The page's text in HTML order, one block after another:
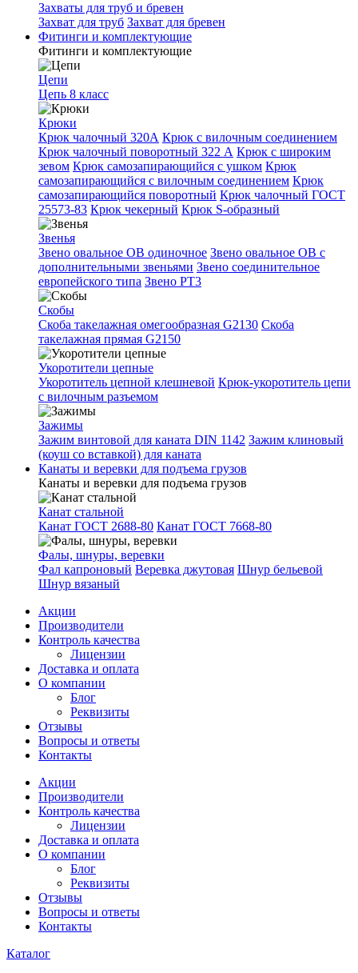
Захваты для труб и бревен
Захват для труб Захват для бревен
Фитинги и комплектующие
Фитинги и комплектующие
Цепи
Цепь 8 класс
Крюки
Крюк чалочный 320А Крюк с вилочным соединением
Крюк чалочный поворотный 322 А Крюк с широким
зевом Крюк самозапирающийся с ушком Крюк
самозапирающийся с вилочным соединением Крюк
самозапирающийся поворотный Крюк чалочный ГОСТ
25573-83 Крюк чекерный Крюк S-образный
Звенья
Звено овальное OB одиночное Звено овальное ОВ с
дополнительными звеньями Звено соединительное
европейского типа Звено РТ3
Скобы
Скоба такелажная омегообразная G2130 Скоба
такелажная прямая G2150
Укоротители цепные
Укоротитель цепной клешневой Крюк-укоротитель цепи
с вилочным разъемом
Зажимы
Зажим винтовой для каната DIN 1142 Зажим клиновый
(коуш со вставкой) для каната
Канаты и веревки для подъема грузов
Канаты и веревки для подъема грузов
Канат стальной
Канат ГОСТ 2688-80 Канат ГОСТ 7668-80
Фалы, шнуры, веревки
Фал капроновый Веревка джутовая Шнур бельевой
Шнур вязаный
Акции
Производители
Контроль качества
Лицензии
Доставка и оплата
О компании
Блог
Реквизиты
Отзывы
Вопросы и ответы
Контакты
Акции
Производители
Контроль качества
Лицензии
Доставка и оплата
О компании
Блог
Реквизиты
Отзывы
Вопросы и ответы
Контакты
Каталог